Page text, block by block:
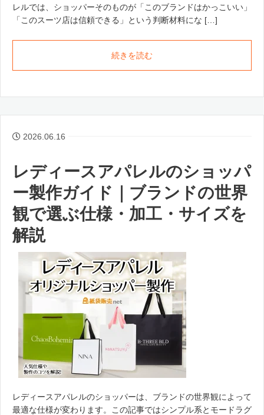
レルでは、ショッパーそのものが「このブランドはかっこいい」
「このスーツ店は信頼できる」という判断材料にな […]
続きを読む
2026.06.16
レディースアパレルのショッパ
ー製作ガイド｜ブランドの世界
観で選ぶ仕様・加工・サイズを
解説
レディースアパレルのショッパーは、ブランドの世界観によって
最適な仕様が変わります。この記事ではシンプル系とモードラグ